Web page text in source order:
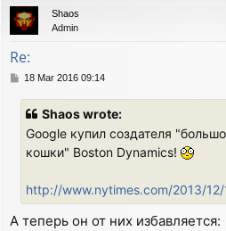
Shaos
Admin
Re:
P18 Mar 2016 09:14
Shaos wrote:
Google купил создателя
кошки" Boston Dynamics!
http://www.nytimes.com/2013/
А теперь он от них избавляется: